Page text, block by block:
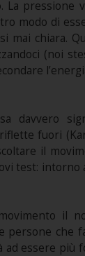
La pressione
modo di
mai chiara.
(noi
davvero
fuori
il
test: intorno
il
che
essere